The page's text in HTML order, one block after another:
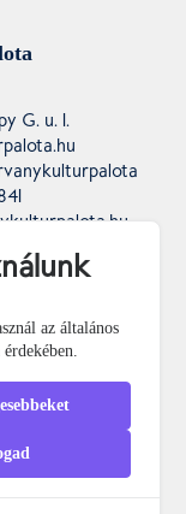
G. u. 1.
előtt nyit,
után zár.
az általános